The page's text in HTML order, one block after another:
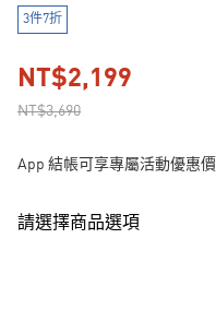
3件7折
NT$3,690
NT$2,199
App 結帳可享專屬活動優惠價
請選擇商品選項